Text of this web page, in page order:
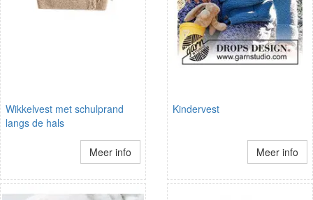
Wikkelvest met schulprand
langs de hals
Meer info
Kindervest
Meer info